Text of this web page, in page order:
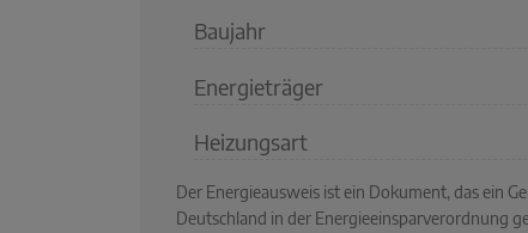
Baujahr
Energieträger
Heizungsart
Der Energieausweis ist ein Dokument, das ein
Deutschland in der Energieeinsparverordnung